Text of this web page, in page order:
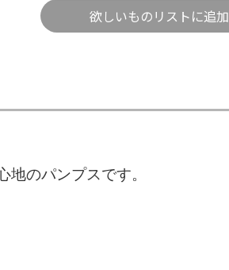
欲しいものリストに追加
のパンプスです。